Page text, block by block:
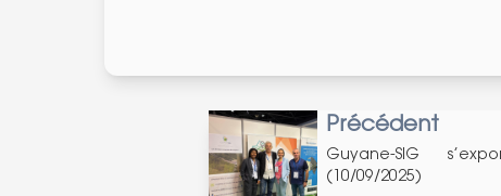
Précédent
Guyane-SIG
(10/09/2025)